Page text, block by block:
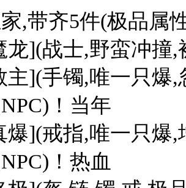
,带齐5件(极品属
龙](战士,野蛮冲撞,
主](手镯,唯一只爆,
！当年
爆](戒指,唯一只爆,
！热血